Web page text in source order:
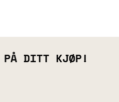
PÅ DITT KJØP!